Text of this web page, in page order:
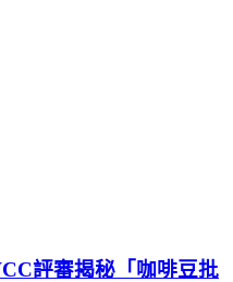
評審揭秘「咖啡豆批